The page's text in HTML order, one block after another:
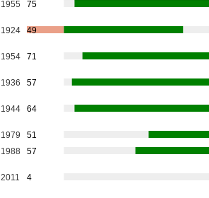
1955 75
1924 49
1954 71
1936 57
1944 64
1979
51
1988 57
2011 4